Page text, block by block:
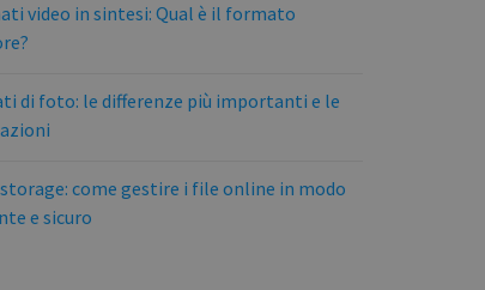
video in sintesi: Qual è il formato
di foto: le differenze più importanti e le
come gestire i file online in modo
e sicuro